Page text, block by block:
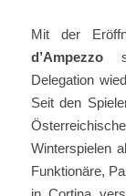
Mit der
d’Ampezzo
Delegation
Seit den
Winterspielen
Funktionäre,